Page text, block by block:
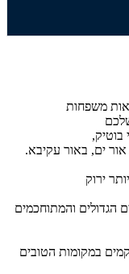
משפחות
בוטיק,
ים, באור עקיבא.
ירוק
הגדולים והמתוחכמים
במקומות הטובים